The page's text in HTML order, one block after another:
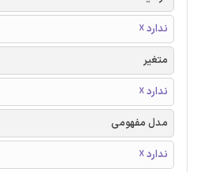
ندارد ☓
متغیر
ندارد ☓
مدل مفهومی
ندارد ☓